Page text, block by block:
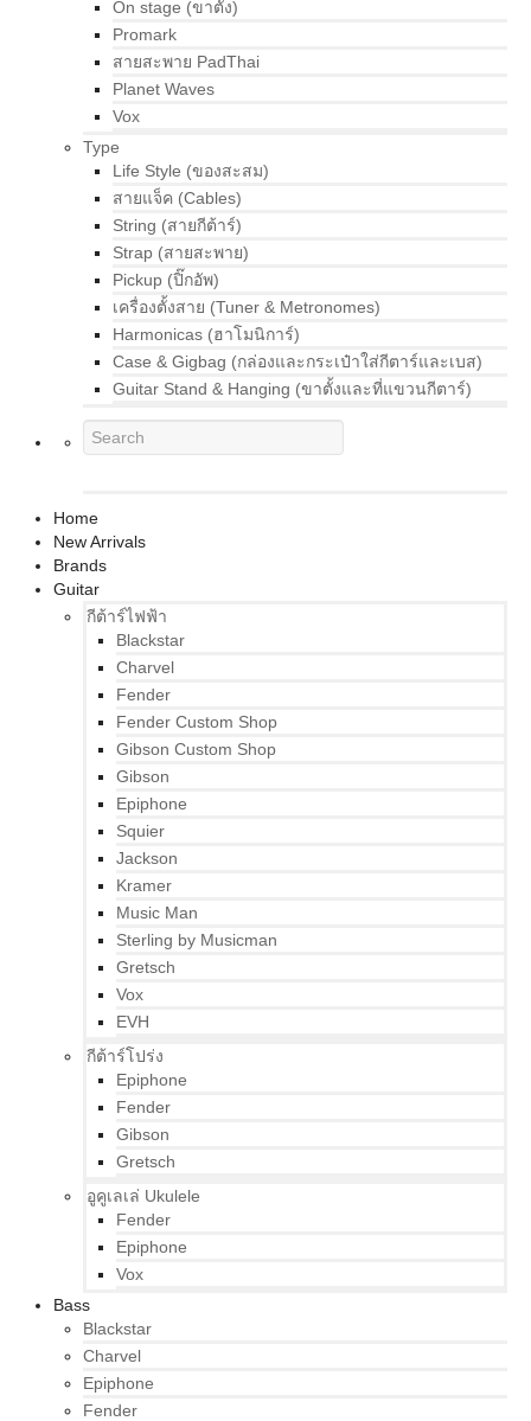
On stage (ขาตั้ง)
Promark
สายสะพาย PadThai
Planet Waves
Vox
Type
Life Style (ของสะสม)
สายแจ็ค (Cables)
String (สายกีต้าร์)
Strap (สายสะพาย)
Pickup (ปิ๊กอัพ)
เครื่องตั้งสาย (Tuner & Metronomes)
Harmonicas (ฮาโมนิการ์)
Case & Gigbag (กล่องและกระเป๋าใส่กีตาร์และเบส)
Guitar Stand & Hanging (ขาตั้งและที่แขวนกีตาร์)
Home
New Arrivals
Brands
Guitar
กีต้าร์ไฟฟ้า
Blackstar
Charvel
Fender
Fender Custom Shop
Gibson Custom Shop
Gibson
Epiphone
Squier
Jackson
Kramer
Music Man
Sterling by Musicman
Gretsch
Vox
EVH
กีต้าร์โปร่ง
Epiphone
Fender
Gibson
Gretsch
อูคูเลเล่ Ukulele
Fender
Epiphone
Vox
Bass
Blackstar
Charvel
Epiphone
Fender